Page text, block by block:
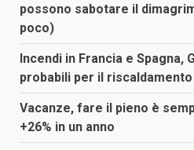
possono sabotare il
poco)
Incendi in Francia e Spagna,
probabili per il
Vacanze, fare il pieno è
+26% in un anno